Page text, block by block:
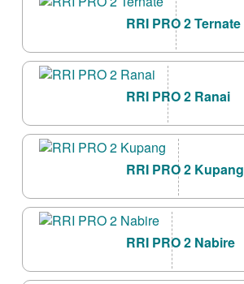
RRI PRO 2 Ternate
RRI PRO 2 Ranai
RRI PRO 2 Kupang
RRI PRO 2 Nabire